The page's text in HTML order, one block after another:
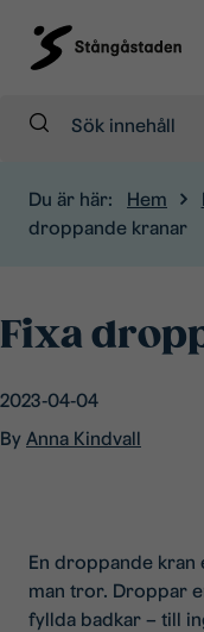
Sök:
Du är här: Hem
droppande kranar
Fixa
2023-04-04
By Anna Kindvall
En droppande kran
man tror. Droppar
fyllda badkar – till